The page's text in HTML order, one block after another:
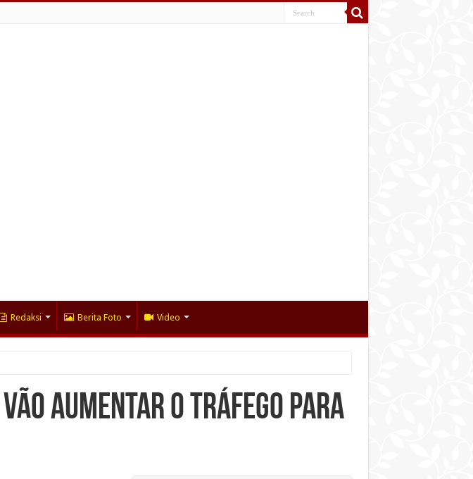
Redaksi Berita Foto Video
aumentar o tráfego para